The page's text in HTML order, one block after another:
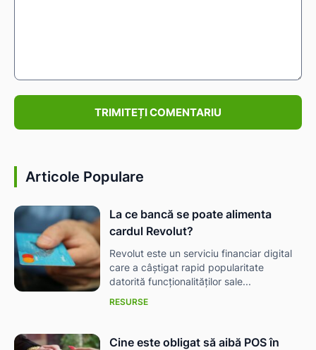
Articole Populare
La ce bancă se poate alimenta
cardul Revolut?
Revolut este un serviciu financiar digital
care a câștigat rapid popularitate
datorită funcționalităților sale...
RESURSE
Cine este obligat să aibă POS în